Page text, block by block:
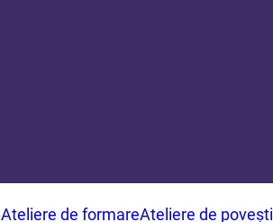
Ateliere de formareAteliere de povești